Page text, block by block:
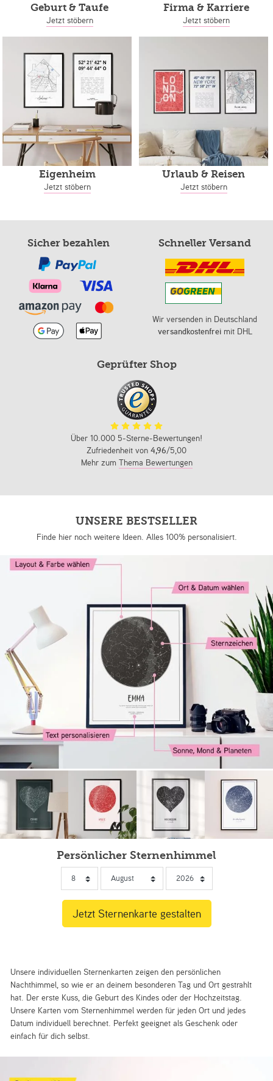
Geburt & Taufe
Jetzt stöbern
Firma & Karriere
Jetzt stöbern
Eigenheim
Jetzt stöbern
Urlaub & Reisen
Jetzt stöbern
Sicher bezahlen Schneller Versand
Wir versenden in Deutschland
versandkostenfreimit DHL
Geprüfter Shop
Über 10.000 5-Sterne-Bewertungen!
Zufriedenheit von 4,96/5,00
Mehr zum Thema Bewertungen
UNSERE BESTSELLER
Finde hier noch weitere Ideen. Alles 100% personalisiert.
Persönlicher Sternenhimmel
Unsere individuellen Sternenkarten zeigen den persönlichen
Nachthimmel, so wie er an deinem besonderen Tag und Ort gestrahlt
hat. Der erste Kuss, die Geburt des Kindes oder der Hochzeitstag.
Unsere Karten vom Sternenhimmel werden für jeden Ort und jedes
Datum individuell berechnet. Perfekt geeignet als Geschenk oder
einfach für dich selbst.